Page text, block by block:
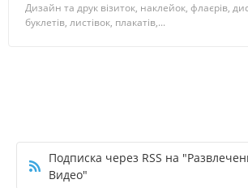
Дизайн та друк візиток, наклейок, флаєрів,
буклетів, листівок, плакатів,...
Подписка через RSS на
Видео"